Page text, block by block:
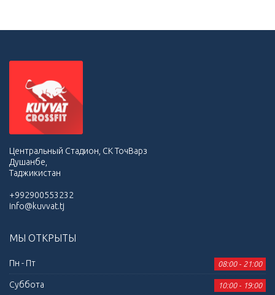
Центральный Стадион, СК ТочВарз
Душанбе,
Таджикистан
+992900553232
info@kuvvat.tj
МЫ ОТКРЫТЫ
Пн - Пт 08:00 - 21:00
Суббота 10:00 - 19:00